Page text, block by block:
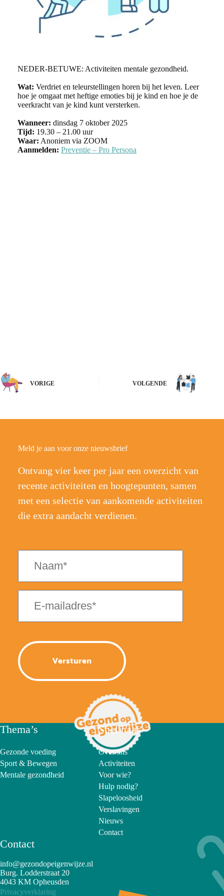
NEDER-BETUWE: Activiteiten mentale gezondheid.
Wat: Verdriet en teleurstellingen horen bij het leven. Leer
hoe je omgaat met heftige emoties bij je kind en hoe je de
veerkracht van je kind kunt versterken.
Wanneer: dinsdag 7 oktober 2025
Tijd: 19.30 – 21.00 uur
Waar: Anoniem via ZOOM
Aanmelden: Preventie – Pro Persona
VORIGE VOLGENDE
Meld je aan voor onze nieuwsbrief
Ontvang vier keer per jaar een overzicht van
recente activiteiten en hoogtepunten, samen
met een selectie van aankomende activiteiten
die extra aandacht verdienen.
Thema’s
Gezonde voeding
Sport & Bewegen
Mentale gezondheid
Snel naar
Over ons
Activiteiten
Voor wie?
Hulp nodig?
Slapeloosheid
Verslavingen
Nieuws
Contact
Contact
info@gezondopeigenwijze.nl
Burg. Lodderstraat 20
4043 KM Opheusden
Privacyverklaring